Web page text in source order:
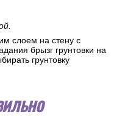
слоем на стену с
брызг грунтовки на
грунтовку